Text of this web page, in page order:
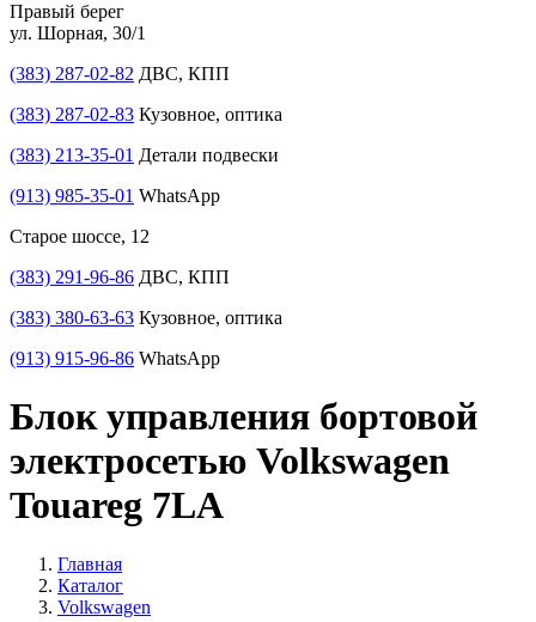
Правый берег
ул. Шорная, 30/1
(383) 287-02-82 ДВС, КПП
(383) 287-02-83 Кузовное, оптика
(383) 213-35-01 Детали подвески
(913) 985-35-01 WhatsApp
Старое шоссе, 12
(383) 291-96-86 ДВС, КПП
(383) 380-63-63 Кузовное, оптика
(913) 915-96-86 WhatsApp
Блок управления бортовой
электросетью Volkswagen
Touareg 7LA
Главная
Каталог
Volkswagen